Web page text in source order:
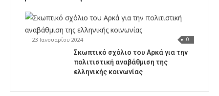
23 Ιανουαρίου 2024 0
Σκωπτικό σχόλιο του Αρκά για την
πολιτιστική αναβάθμιση της
ελληνικής κοινωνίας